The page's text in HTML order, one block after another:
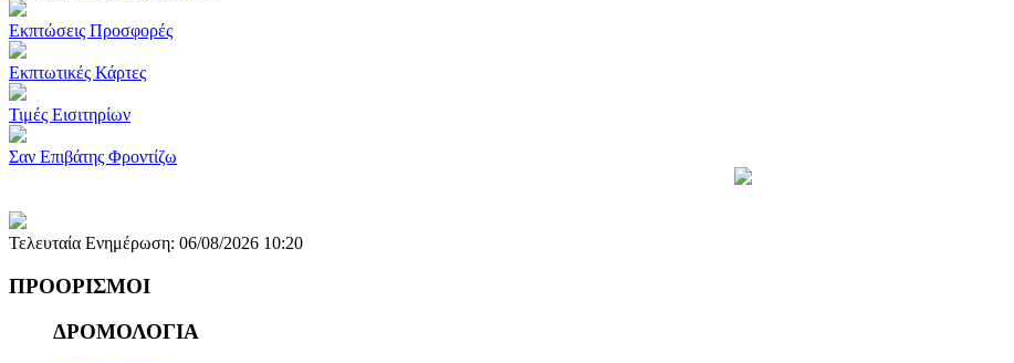
Εκπτώσεις Προσφορές
Εκπτωτικές Κάρτες
Τιμές Εισιτηρίων
Σαν Επιβάτης Φροντίζω
Τελευταία Ενημέρωση: 06/08/2026 10:20
ΠΡΟΟΡΙΣΜΟΙ
ΔΡΟΜΟΛΟΓΙΑ